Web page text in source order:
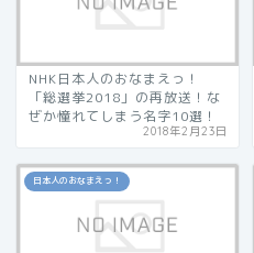
NHK日本人のおなまえっ！
「総選挙2018」の再放送！な
ぜか憧れてしまう名字10選！
2018年2月23日
日本人のおなまえっ！